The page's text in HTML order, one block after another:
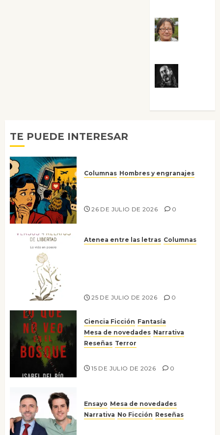
TE PUEDE INTERESAR
Columnas Hombres y engranajes
26 DE JULIO DE 2026 0
Atenea entre las letras Columnas
25 DE JULIO DE 2026 0
Ciencia Ficción Fantasía
Mesa de novedades Narrativa
Reseñas Terror
15 DE JULIO DE 2026 0
Ensayo Mesa de novedades
Narrativa No Ficción Reseñas